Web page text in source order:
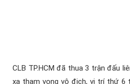
CLB TP.HCM đã thua 3 trận đấu
xa tham vọng vô địch, vị trí thứ 6